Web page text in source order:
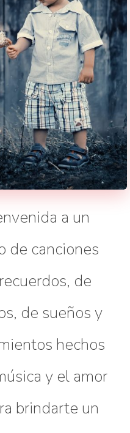
a un
de canciones
de
de sueños y
hechos
y el amor
brindarte un